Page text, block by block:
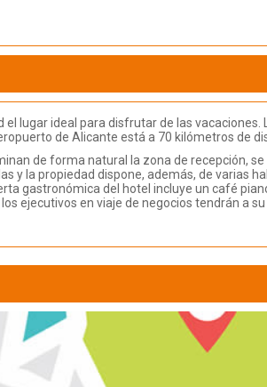
lugar ideal para disfrutar de las vacaciones.
de Alicante está a 70 kilómetros de
de forma natural la zona de recepción, se
y la propiedad dispone, además, de varias
gastronómica del hotel incluye un café
ejecutivos en viaje de negocios tendrán a